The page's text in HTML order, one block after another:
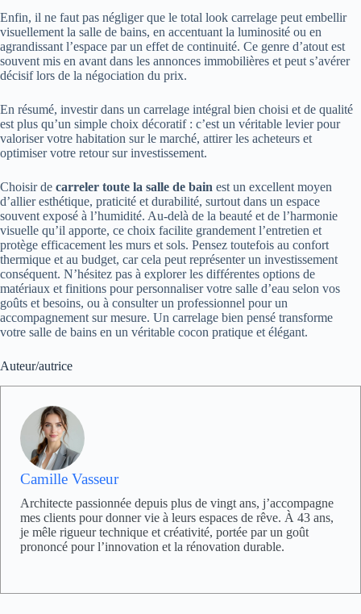
Enfin, il ne faut pas négliger que le total look carrelage peut embellir
visuellement la salle de bains, en accentuant la luminosité ou en
agrandissant l’espace par un effet de continuité. Ce genre d’atout est
souvent mis en avant dans les annonces immobilières et peut s’avérer
décisif lors de la négociation du prix.
En résumé, investir dans un carrelage intégral bien choisi et de qualité
est plus qu’un simple choix décoratif : c’est un véritable levier pour
valoriser votre habitation sur le marché, attirer les acheteurs et
optimiser votre retour sur investissement.
Choisir de carreler toute la salle de bain est un excellent moyen
d’allier esthétique, praticité et durabilité, surtout dans un espace
souvent exposé à l’humidité. Au-delà de la beauté et de l’harmonie
visuelle qu’il apporte, ce choix facilite grandement l’entretien et
protège efficacement les murs et sols. Pensez toutefois au confort
thermique et au budget, car cela peut représenter un investissement
conséquent. N’hésitez pas à explorer les différentes options de
matériaux et finitions pour personnaliser votre salle d’eau selon vos
goûts et besoins, ou à consulter un professionnel pour un
accompagnement sur mesure. Un carrelage bien pensé transforme
votre salle de bains en un véritable cocon pratique et élégant.
Auteur/autrice
Camille Vasseur
Architecte passionnée depuis plus de vingt ans, j’accompagne
mes clients pour donner vie à leurs espaces de rêve. À 43 ans,
je mêle rigueur technique et créativité, portée par un goût
prononcé pour l’innovation et la rénovation durable.